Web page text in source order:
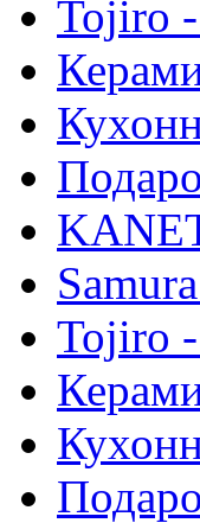
Tojiro
Tojiro